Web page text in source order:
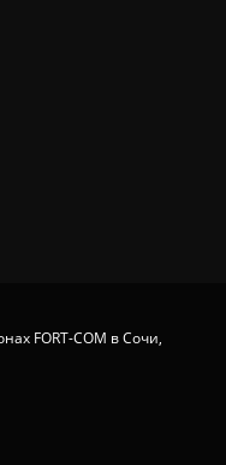
FORT-COM в Сочи,